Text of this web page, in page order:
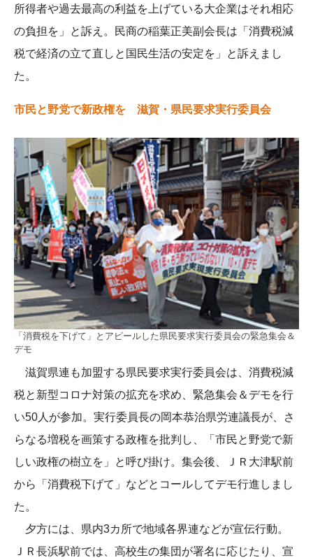
所得者や過去最高の利益を上げている大企業はそれ相応
の負担を」と訴え。民商の稲葉正美副会長は「消費税減
税で経済の立て直しと国民生活の安定を」と訴えまし
た。
市民と野党で新政権を 滋賀・県民要求実行委員会
「消費税を下げて」とアピールした県民要求実行委員会の緊急集会＆
デモ
滋賀県連も加盟する県民要求実行委員会は、消費税減
税と新型コロナ対策の拡充を求め、緊急集会＆デモを行
い50人が参加。実行委員長の岡本恭治県労連議長が、さ
らなる増税を画策する政権を批判し、「市民と野党で新
しい政権の樹立を」と呼び掛け。集会後、ＪＲ大津駅前
から「消費税下げて」などとコールしてデモ行進しまし
た。
夕方には、県内3カ所で地域各界連などが宣伝行動。
ＪＲ長浜駅前では、高校生の集団が署名に応じたり、宣